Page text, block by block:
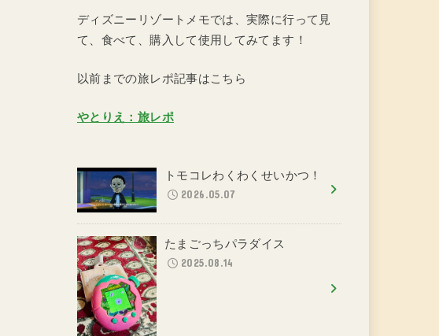
ディズニーリゾートメモでは、実際に行って見
て、食べて、購入して使用してみてます！
以前までの旅レポ記事はこちら
やとりえ：旅レポ
トモコレわくわくせいかつ！
2026.05.07
たまごっちパラダイス
2025.08.14